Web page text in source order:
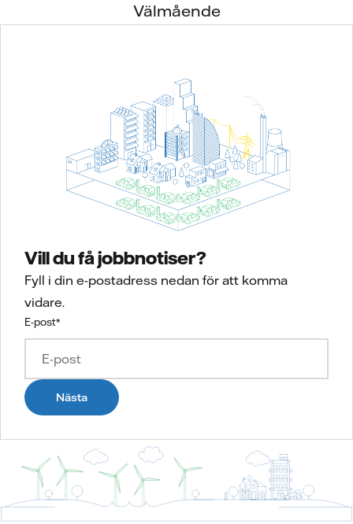
Välmående
Vill du få jobbnotiser?
Fyll i din e-postadress nedan för att komma
vidare.
E-post*
Nästa